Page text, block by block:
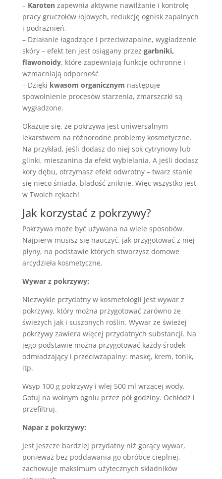
– Karotenzapewnia aktywne nawilżanie i kontrolę
pracy gruczołów łojowych, redukcję ognisk zapalnych
i podrażnień,
– Działanie łagodzące i przeciwzapalne, wygładzenie
skóry – efekt ten jest osiągany przez garbniki,
flawonoidy, które zapewniają funkcje ochronne i
wzmacniają odporność
– Dzięki kwasom organicznym następuje
spowolnienie procesów starzenia, zmarszczki są
wygładzone.
Okazuje się, że pokrzywa jest uniwersalnym
lekarstwem na różnorodne problemy kosmetyczne.
Na przykład, jeśli dodasz do niej sok cytrynowy lub
glinki, mieszanina da efekt wybielania. A jeśli dodasz
kory dębu, otrzymasz efekt odwrotny – twarz stanie
się nieco śniada, bladość zniknie. Więc wszystko jest
w Twoich rękach!
Jak korzystać z pokrzywy?
Pokrzywa może być używana na wiele sposobów.
Najpierw musisz się nauczyć, jak przygotować z niej
płyny, na podstawie których stworzysz domowe
arcydzieła kosmetyczne.
Wywar z pokrzywy:
Niezwykle przydatny w kosmetologii jest wywar z
pokrzywy, który można przygotować zarówno ze
świeżych jak i suszonych roślin. Wywar ze świeżej
pokrzywy zawiera więcej przydatnych substancji. Na
jego podstawie można przygotować każdy środek
odmładzający i przeciwzapalny: maskę, krem, tonik,
itp.
Wsyp 100 g pokrzywy i wlej 500 ml wrzącej wody.
Gotuj na wolnym ogniu przez pół godziny. Ochłódź i
przefiltruj.
Napar z pokrzywy:
Jest jeszcze bardziej przydatny niż gorący wywar,
ponieważ bez poddawania go obróbce cieplnej,
zachowuje maksimum użytecznych składników